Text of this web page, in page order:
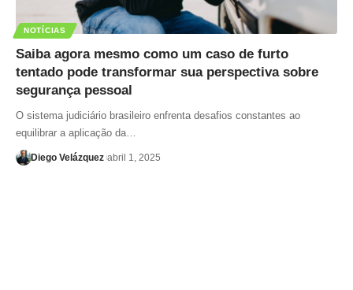
NOTÍCIAS
Saiba agora mesmo como um caso de furto
tentado pode transformar sua perspectiva sobre
segurança pessoal
O sistema judiciário brasileiro enfrenta desafios constantes ao
equilibrar a aplicação da…
Diego Velázquez abril 1, 2025